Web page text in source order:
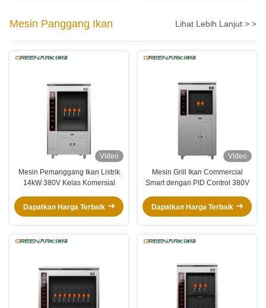
Mesin Panggang Ikan Lihat Lebih Lanjut > >
Video
Mesin Pemanggang Ikan Listrik
14kW 380V Kelas Komersial
Dapatkan Harga Terbaik
Video
Mesin Grill Ikan Commercial
Smart dengan PID Control 380V
Dapatkan Harga Terbaik